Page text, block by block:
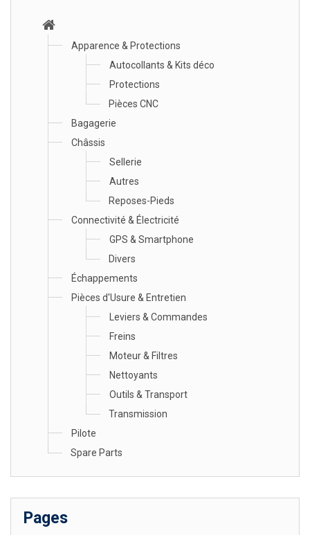
Apparence & Protections
Autocollants & Kits déco
Protections
Pièces CNC
Bagagerie
Châssis
Sellerie
Autres
Reposes-Pieds
Connectivité & Électricité
GPS & Smartphone
Divers
Échappements
Pièces d'Usure & Entretien
Leviers & Commandes
Freins
Moteur & Filtres
Nettoyants
Outils & Transport
Transmission
Pilote
Spare Parts
Pages